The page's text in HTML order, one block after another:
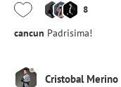
8
cancun Padrisima!
Cristobal Merino